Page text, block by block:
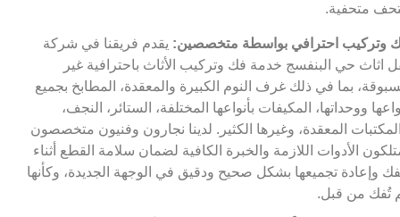
متحفية.
وتركيب احترافي بواسطة متخصصين: يقدم فريقنا في شركة
اثاث حي البنفسج خدمة فك وتركيب الأثاث باحترافية غير
بما في ذلك غرف النوم الكبيرة والمعقدة، المطابخ بجميع
ووحداتها، المكيفات بأنواعها المختلفة، الستائر، النجف،
المعقدة، وغيرها الكثير. لدينا نجارون وفنيون متخصصون
الأدوات اللازمة والخبرة الكافية لضمان سلامة القطع أثناء
وإعادة تجميعها بشكل صحيح ودقيق في الوجهة الجديدة، وكأنها
تُفك من قبل.